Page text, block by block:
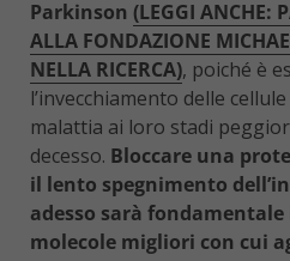
Parkinson (LEGGI ANCHE:
ALLA FONDAZIONE
NELLA RICERCA), poiché è
l’invecchiamento delle
malattia ai loro stadi
decesso. Bloccare una
il lento spegnimento
adesso sarà
molecole migliori con cui